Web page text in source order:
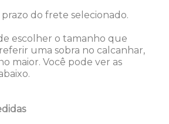
prazo do frete selecionado.
escolher o tamanho que
uma sobra no calcanhar,
maior. Você pode ver as